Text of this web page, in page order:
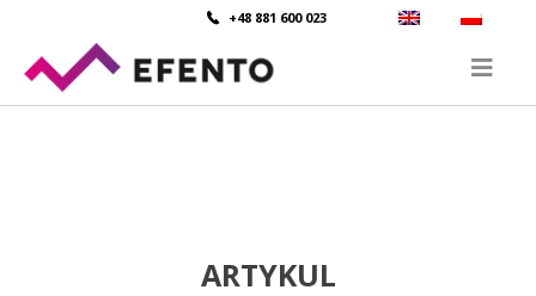
+48 881 600 023
ARTYKUL